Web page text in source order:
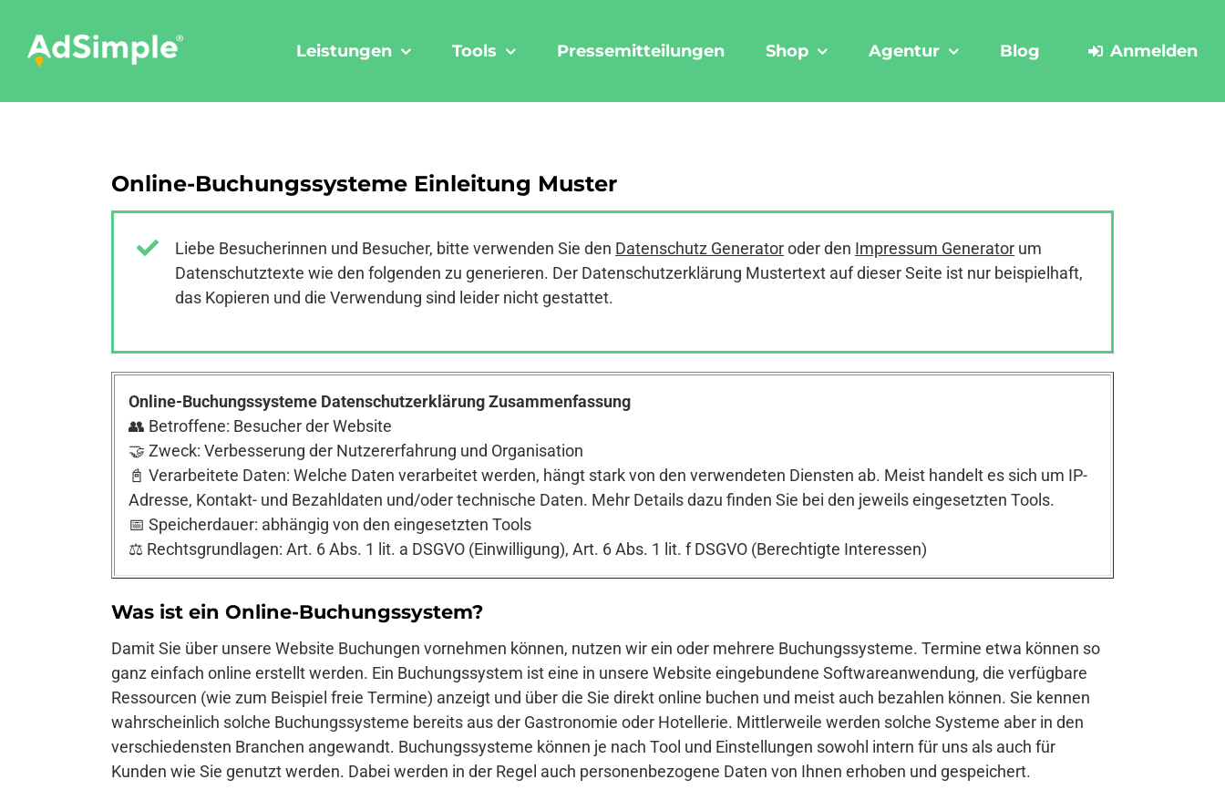
content
Leistungen Tools Pressemitteilungen Shop Agentur Blog Anmelden
Online-Buchungssysteme Einleitung Muster
Liebe Besucherinnen und Besucher, bitte verwenden Sie den Datenschutz Generatoroder den Impressum Generator um
Datenschutztexte wie den folgenden zu generieren. Der Datenschutzerklärung Mustertext auf dieser Seite ist nur beispielhaft,
das Kopieren und die Verwendung sind leider nicht gestattet.
Online-Buchungssysteme Datenschutzerklärung Zusammenfassung
👥 Betroffene: Besucher der Website
🤝 Zweck: Verbesserung der Nutzererfahrung und Organisation
📓 Verarbeitete Daten: Welche Daten verarbeitet werden, hängt stark von den verwendeten Diensten ab. Meist handelt es sich um IP-
Adresse, Kontakt- und Bezahldaten und/oder technische Daten. Mehr Details dazu finden Sie bei den jeweils eingesetzten Tools.
📅 Speicherdauer: abhängig von den eingesetzten Tools
⚖️ Rechtsgrundlagen: Art. 6 Abs. 1 lit. a DSGVO (Einwilligung), Art. 6 Abs. 1 lit. f DSGVO (Berechtigte Interessen)
Was ist ein Online-Buchungssystem?
Damit Sie über unsere Website Buchungen vornehmen können, nutzen wir ein oder mehrere Buchungssysteme. Termine etwa können so
ganz einfach online erstellt werden. Ein Buchungssystem ist eine in unsere Website eingebundene Softwareanwendung, die verfügbare
Ressourcen (wie zum Beispiel freie Termine) anzeigt und über die Sie direkt online buchen und meist auch bezahlen können. Sie kennen
wahrscheinlich solche Buchungssysteme bereits aus der Gastronomie oder Hotellerie. Mittlerweile werden solche Systeme aber in den
verschiedensten Branchen angewandt. Buchungssysteme können je nach Tool und Einstellungen sowohl intern für uns als auch für
Kunden wie Sie genutzt werden. Dabei werden in der Regel auch personenbezogene Daten von Ihnen erhoben und gespeichert.